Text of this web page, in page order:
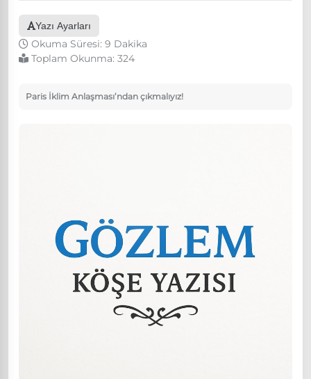
Yazı Ayarları
Okuma Süresi: 9 Dakika
Toplam Okunma: 324
Paris İklim Anlaşması’ndan çıkmalıyız!